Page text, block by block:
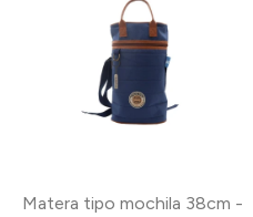
Matera tipo mochila 38cm -